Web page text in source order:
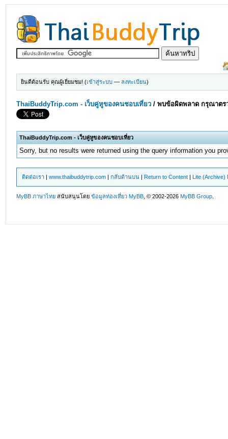
ยินดีต้อนรับ คุณผู้เยี่ยมชม! (เข้าสู่ระบบ — ลงทะเบียน)
ThaiBuddyTrip.com - เว็บคู่หูของคนชอบเที่ยว /พบข้อผิดพลาด กรุณาตร
ThaiBuddyTrip.com - เว็บคู่หูของคนชอบเที่ยว
Sorry, but no results were returned using the query information you
ติดต่อเรา |www.thaibuddytrip.com |กลับด้านบน | Return to Content | Lite (Archive)
MyBB ภาษาไทย สนับสนุนโดยข้อมูลท่องเที่ยว MyBB , © 2002-2026MyBB Group